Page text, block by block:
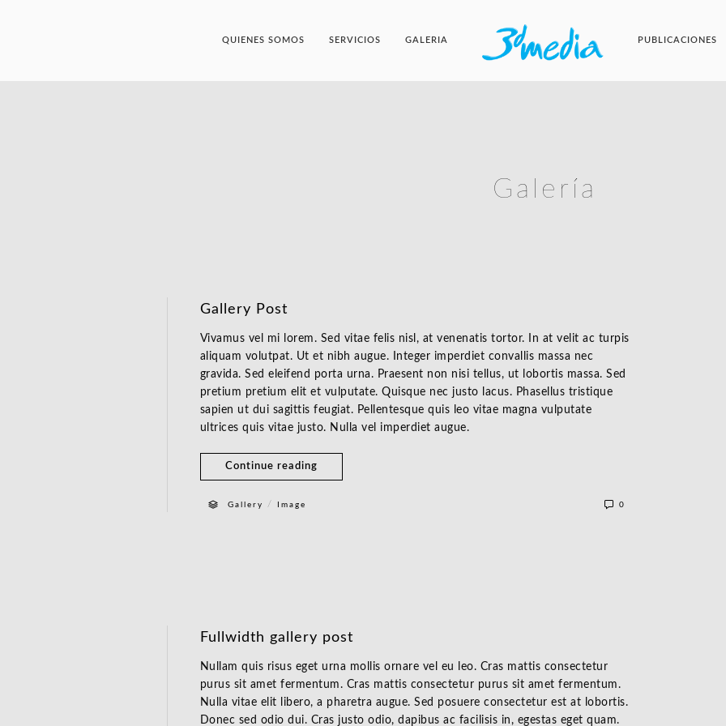
QUIENES SOMOS SERVICIOS GALERIA PUBLICACIONES
Galería
Gallery Post
Vivamus vel mi lorem. Sed vitae felis nisl, at venenatis tortor. In at velit ac turpis
aliquam volutpat. Ut et nibh augue. Integer imperdiet convallis massa nec
gravida. Sed eleifend porta urna. Praesent non nisi tellus, ut lobortis massa. Sed
pretium pretium elit et vulputate. Quisque nec justo lacus. Phasellus tristique
sapien ut dui sagittis feugiat. Pellentesque quis leo vitae magna vulputate
ultrices quis vitae justo. Nulla vel imperdiet augue.
Continue reading
Gallery / Image 0
Fullwidth gallery post
Nullam quis risus eget urna mollis ornare vel eu leo. Cras mattis consectetur
purus sit amet fermentum. Cras mattis consectetur purus sit amet fermentum.
Nulla vitae elit libero, a pharetra augue. Sed posuere consectetur est at lobortis.
Donec sed odio dui. Cras justo odio, dapibus ac facilisis in, egestas eget quam.